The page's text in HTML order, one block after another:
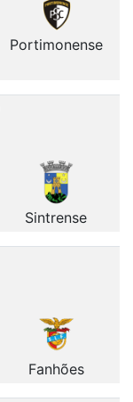
Portimonense
Sintrense
Fanhões